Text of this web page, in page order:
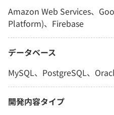
Amazon Web Services、
Platform)、Firebase
データベース
MySQL、PostgreSQL、
開発内容タイプ